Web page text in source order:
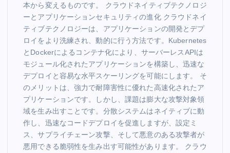
本から変えるものです。 クラウドネイティブテクノロジ
ーとアプリケーションセキュリティの進化 クラウドネイ
ティブテクノロジーは、アプリケーションの開発とデプ
ロイをより洗練され、動的に行う方法です。Kubernetes
とDockerによるコンテナ化により、サーバーレスAPIは
モジュール化されたアプリケーションを構築し、迅速な
デプロイと容易な水平スケーリングを可能にします。 そ
のメリットは、強力で耐障害性に優れた高速化されたア
プリケーションです。しかし、課題は膨大な攻撃対象領
域を生み出すことです。分散システムはネイティブに動
作し、迅速なコードデプロイを促進しますが、設定ミ
ス、サプライチェーン攻撃、そして悪意のある攻撃者が
悪用できる脆弱性を生み出す可能性があります。 クラウ